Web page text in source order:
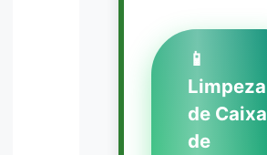
📱
Limpeza
de Caixa
de